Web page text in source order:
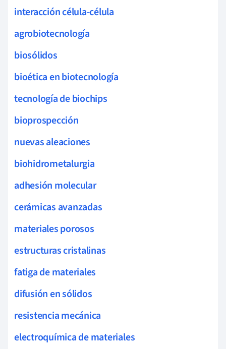
interacción célula-célula
agrobiotecnología
biosólidos
bioética en biotecnología
tecnología de biochips
bioprospección
nuevas aleaciones
biohidrometalurgia
adhesión molecular
cerámicas avanzadas
materiales porosos
estructuras cristalinas
fatiga de materiales
difusión en sólidos
resistencia mecánica
electroquímica de materiales